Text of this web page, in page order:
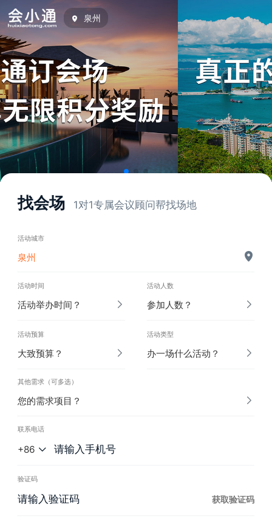
泉州
找会场 1对1专属会议顾问帮找场地
活动城市
泉州
活动时间
活动举办时间？
活动人数
参加人数？
活动预算
大致预算？
活动类型
办一场什么活动？
其他需求（可多选）
您的需求项目？
联系电话
+86
验证码
获取验证码